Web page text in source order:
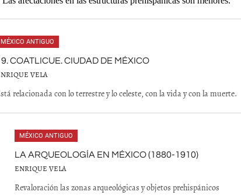
MÉXICO ANTIGUO
COATLICUE. CIUDAD DE MÉXICO
VELA
relacionada con lo terrestre y lo celeste, con la vida y con la muerte.
MÉXICO ANTIGUO
LA ARQUEOLOGÍA EN MÉXICO (1880-1910)
ENRIQUE VELA
Revaloración las zonas arqueológicas y objetos prehispánicos